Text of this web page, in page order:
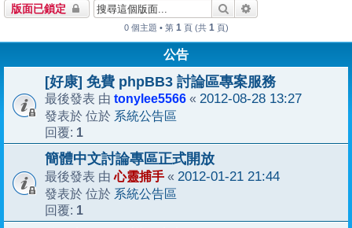
版面已鎖定 搜尋
0 個主題 • 第 1 頁 (共 1 頁)
公告
[好康] 免費 phpBB3 討論區專案服務
最後發表 由 tonylee5566 « 2012-08-28 13:27
發表於 位於 系統公告區
回覆: 1
簡體中文討論專區正式開放
最後發表 由心靈捕手 « 2012-01-21 21:44
發表於 位於 系統公告區
回覆: 1